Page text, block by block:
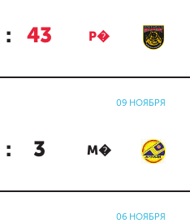
: 43 Р�
09 НОЯБРЯ
: 3 М�
06 НОЯБРЯ